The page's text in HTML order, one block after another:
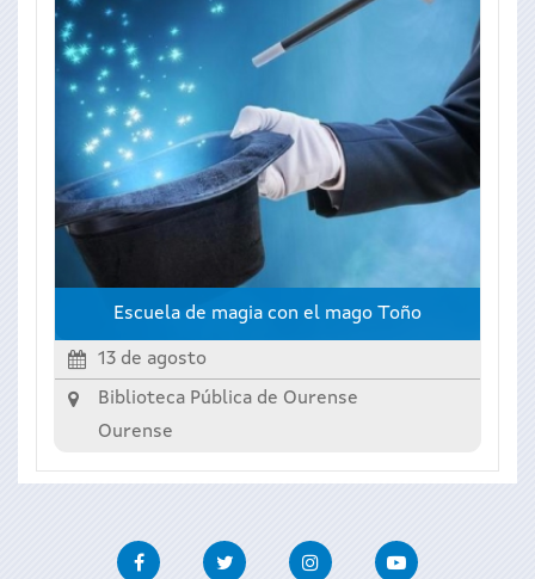
Escuela de magia con el mago Toño
13 de agosto
Biblioteca Pública de Ourense
Ourense
FacebookTwitter InstagramYoutube